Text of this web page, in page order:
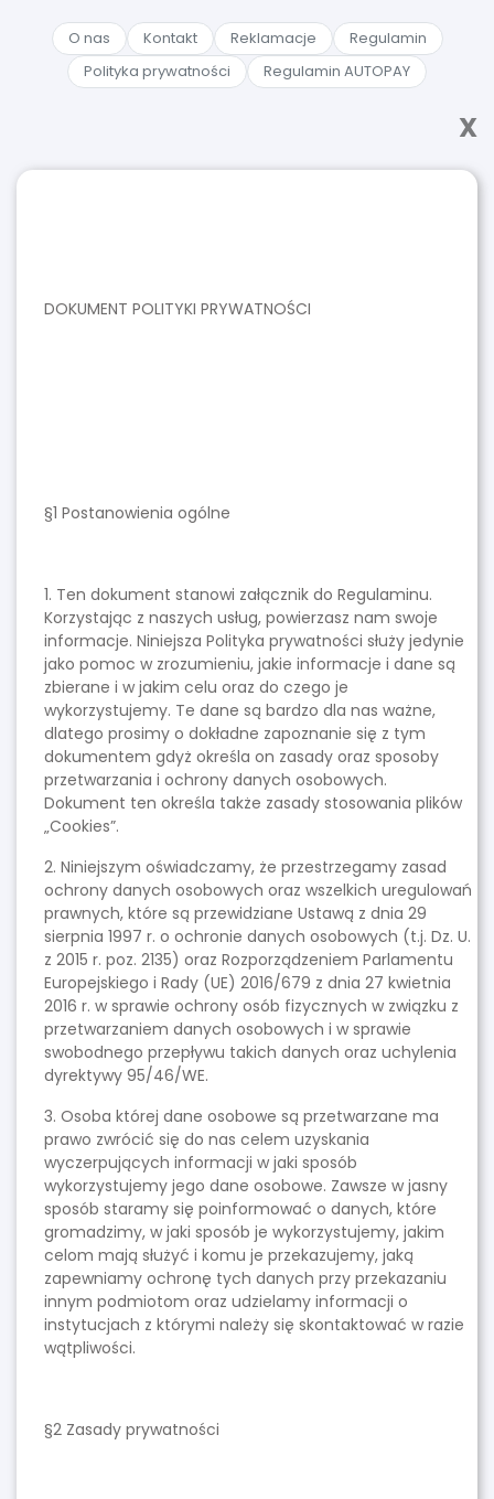
O nas Kontakt Reklamacje
Regulamin
Polityka prywatności
Regulamin AUTOPAY
X
DOKUMENT POLITYKI PRYWATNOŚCI
§1 Postanowienia ogólne
1. Ten dokument stanowi załącznik do Regulaminu.
Korzystając z naszych usług, powierzasz nam swoje
informacje. Niniejsza Polityka prywatności służy jedynie
jako pomoc w zrozumieniu, jakie informacje i dane są
zbierane i w jakim celu oraz do czego je
wykorzystujemy. Te dane są bardzo dla nas ważne,
dlatego prosimy o dokładne zapoznanie się z tym
dokumentem gdyż określa on zasady oraz sposoby
przetwarzania i ochrony danych osobowych.
Dokument ten określa także zasady stosowania plików
„Cookies”.
2. Niniejszym oświadczamy, że przestrzegamy zasad
ochrony danych osobowych oraz wszelkich uregulowań
prawnych, które są przewidziane Ustawą z dnia 29
sierpnia 1997 r. o ochronie danych osobowych (t.j. Dz. U.
z 2015 r. poz. 2135) oraz Rozporządzeniem Parlamentu
Europejskiego i Rady (UE) 2016/679 z dnia 27 kwietnia
2016 r. w sprawie ochrony osób fizycznych w związku z
przetwarzaniem danych osobowych i w sprawie
swobodnego przepływu takich danych oraz uchylenia
dyrektywy 95/46/WE.
3. Osoba której dane osobowe są przetwarzane ma
prawo zwrócić się do nas celem uzyskania
wyczerpujących informacji w jaki sposób
wykorzystujemy jego dane osobowe. Zawsze w jasny
sposób staramy się poinformować o danych, które
gromadzimy, w jaki sposób je wykorzystujemy, jakim
celom mają służyć i komu je przekazujemy, jaką
zapewniamy ochronę tych danych przy przekazaniu
innym podmiotom oraz udzielamy informacji o
instytucjach z którymi należy się skontaktować w razie
wątpliwości.
§2 Zasady prywatności